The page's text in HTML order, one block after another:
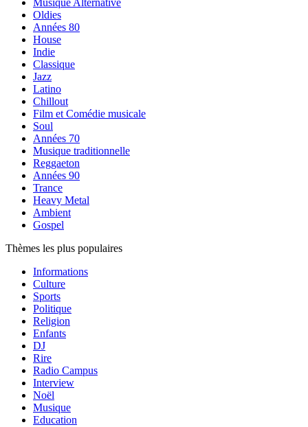
Musique Alternative
Oldies
Années 80
House
Indie
Classique
Jazz
Latino
Chillout
Film et Comédie musicale
Soul
Années 70
Musique traditionnelle
Reggaeton
Années 90
Trance
Heavy Metal
Ambient
Gospel
Thèmes les plus populaires
Informations
Culture
Sports
Politique
Religion
Enfants
DJ
Rire
Radio Campus
Interview
Noël
Musique
Education